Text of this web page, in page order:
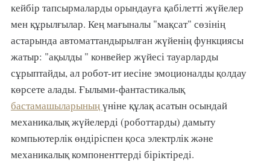
кейбір тапсырмаларды орындауға қабілетті жүйелер
мен құрылғылар. Кең мағыналы "мақсат" сөзінің
астарында автоматтандырылған жүйенің функциясы
жатыр: "ақылды " конвейер жүйесі тауарларды
сұрыптайды, ал робот-ит иесіне эмоционалды қолдау
көрсете алады. Ғылыми-фантастикалық
бастамашыларыныңүніне құлақ асатын осындай
механикалық жүйелерді (роботтарды) дамыту
компьютерлік өндіріспен қоса электрлік және
механикалық компоненттерді біріктіреді.